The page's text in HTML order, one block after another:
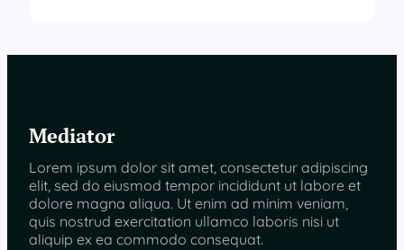
Mediator
Lorem ipsum dolor sit amet, consectetur adipiscing
elit, sed do eiusmod tempor incididunt ut labore et
dolore magna aliqua. Ut enim ad minim veniam,
quis nostrud exercitation ullamco laboris nisi ut
aliquip ex ea commodo consequat.